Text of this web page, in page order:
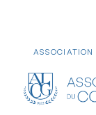
ASSOCIATION